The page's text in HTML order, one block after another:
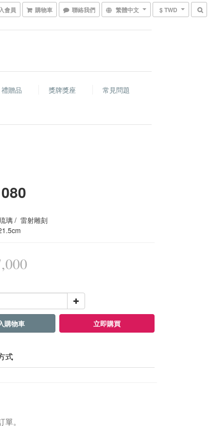
會員 購物車 聯絡我們 繁體中文 $ TWD
禮贈品 獎牌獎座
常見問題
璃 /  雷射雕刻
購物車 立即購買
式
。